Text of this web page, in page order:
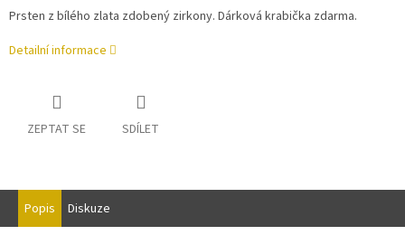
Prsten z bílého zlata zdobený zirkony. Dárková krabička zdarma.
Detailní informace
ZEPTAT SE SDÍLET
Popis Diskuze